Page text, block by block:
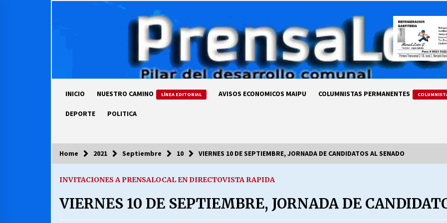
INICIO NUESTRO CAMINO LÍNEA EDITORIAL AVISOS ECONOMICOS MAIPU COLUMNISTAS PERMANENTES
DEPORTE POLITICA
COLUMNISTA
luz… ¿Y cuándo van a bajar?
03/08/2026
69 AÑOS DE HISTORIA
28/07/2026
Home 2021 Septiembre 10 VIERNES 10 DE SEPTIEMBRE, JORNADA DE CANDIDATOS AL SENADO
INVITACIONES A PRENSALOCAL EN DIRECTOVISTA RAPIDA
VIERNES 10 DE SEPTIEMBRE, JORNADA DE